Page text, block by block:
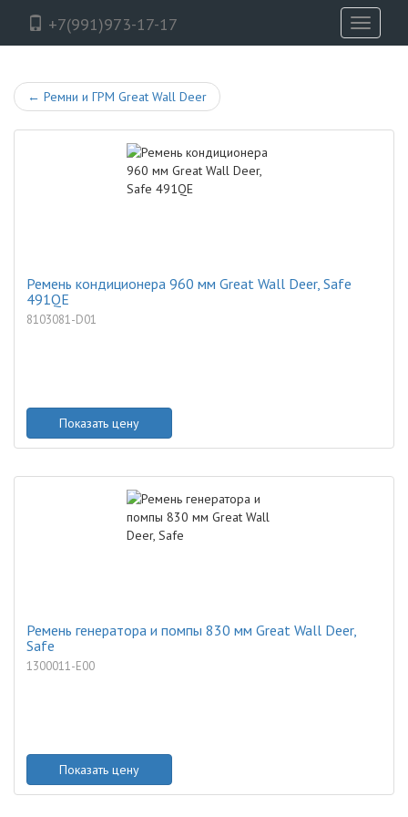
+7(991)973-17-17
Toggle
← Ремни и ГРМ Great Wall Deer
Ремень кондиционера 960 мм Great Wall Deer, Safe
491QE
8103081-D01
Показать цену
Ремень генератора и помпы 830 мм Great Wall Deer,
Safe
1300011-E00
Показать цену